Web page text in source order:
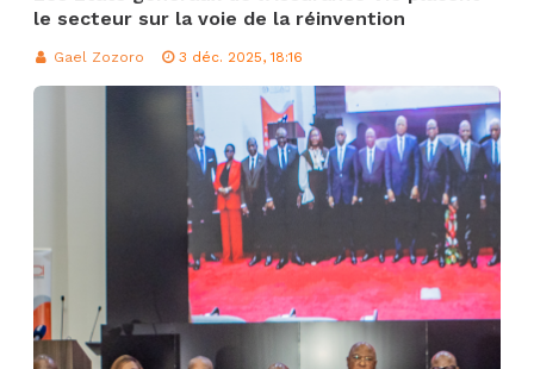
le secteur sur la voie de la réinvention
Gael Zozoro 3 déc. 2025, 18:16